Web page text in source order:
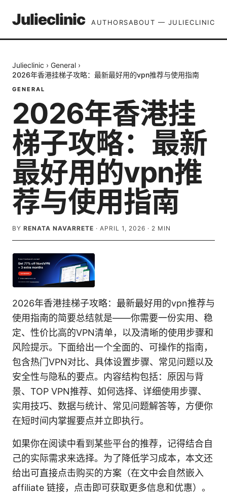
Julieclinic AUTHORSABOUT — JULIECLINIC
Julieclinic › General ›
2026年香港挂梯子攻略：最新最好用的vpn推荐与使用指南
GENERAL
2026年香港挂
梯子攻略：最新
最好用的vpn推
荐与使用指南
BY RENATA NAVARRETE · APRIL 1, 2026 · 2 MIN
2026年香港挂梯子攻略：最新最好用的vpn推荐与
使用指南的简要总结就是——你需要一份实用、稳
定、性价比高的VPN清单，以及清晰的使用步骤和
风险提示。下面给出一个全面的、可操作的指南，
包含热门VPN对比、具体设置步骤、常见问题以及
安全性与隐私的要点。内容结构包括：原因与背
景、TOP VPN推荐、如何选择、详细使用步骤、
实用技巧、数据与统计、常见问题解答等，方便你
在短时间内掌握要点并立即执行。
如果你在阅读中看到某些平台的推荐，记得结合自
己的实际需求来选择。为了降低学习成本，本文还
给出可直接点击购买的方案（在文中会自然嵌入
affiliate 链接，点击即可获取更多信息和优惠）。